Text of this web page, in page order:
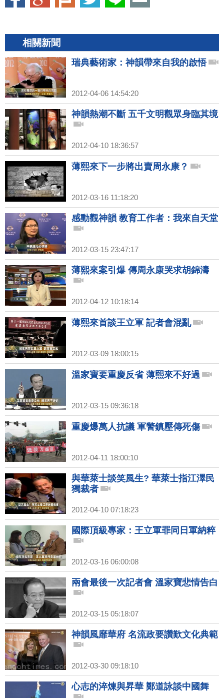
相關新聞
瑞典藝術家：神韻帶來自我的啟悟
2012-04-06 14:54:20
神韻熱潮不斷 五千文明觀眾身臨其境
2012-04-10 18:36:57
薄熙來下一步將出賣周永康？
2012-03-16 11:18:20
感動觀神韻 教育工作者：我來自天堂
2012-03-15 23:47:17
薄熙來案引爆 傳周永康哭求胡錦濤
2012-04-12 10:18:14
薄熙來首談王立軍 記者會混亂
2012-03-09 18:00:15
溫家寶要重慶反省 薄熙來不好過
2012-03-15 09:36:18
重慶爆萬人抗議 軍警鎮壓傳死傷
2012-04-11 18:00:10
與華萊士談笑風生? 華萊士指江澤民
獨裁者
2012-04-10 07:18:23
國際頂級專家：王立軍罪同日軍納粹
2012-03-16 06:00:08
兩會最後一次記者會 溫家寶悲情告白
2012-03-15 05:18:07
神韻風靡華府 名流政要讚歎文化典範
2012-03-30 09:18:10
心志的淬煉與昇華 鄭道詠談中國舞